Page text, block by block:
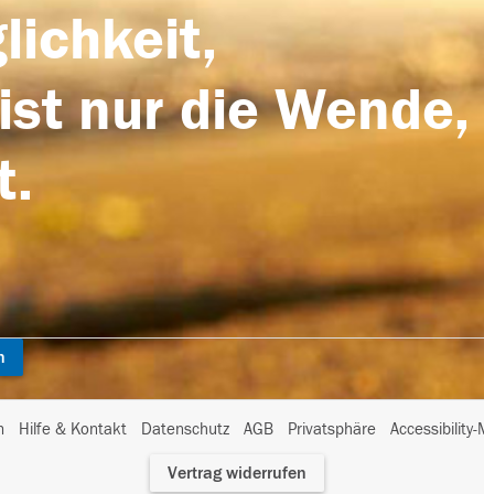
nur die
Hilfe & Kontakt Datenschutz AGB Privatsphäre
I
Vertrag widerrufen